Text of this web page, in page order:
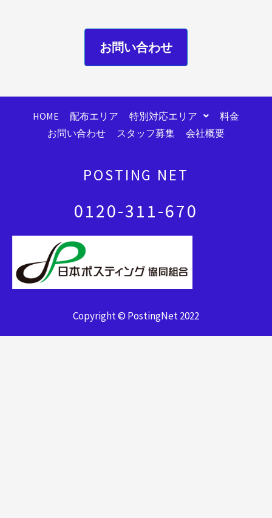
お問い合わせ
HOME 配布エリア 特別対応エリア
料金
お問い合わせ
スタッフ募集 会社概要
POSTING NET
0120-311-670
Copyright © PostingNet 2022